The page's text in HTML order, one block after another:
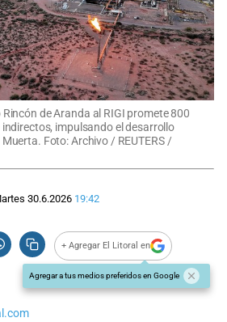
de Aranda al RIGI promete 800
impulsando el desarrollo
Foto: Archivo / REUTERS /
30.6.2026 19:42
+ Agregar El Litoral en
Agregar a tus medios preferidos en Google